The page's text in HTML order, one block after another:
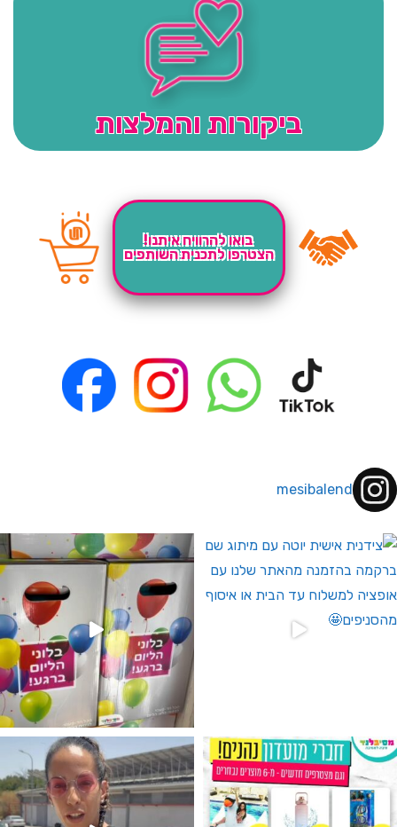
ביקורות והמלצות
בואו להרוויח איתנו!
הצטרפו לתכנית השותפים
mesibalend
לחברי מועדון ומצטרפים חדשים🤍
מין העובר רק במסיבלנד !! קיים